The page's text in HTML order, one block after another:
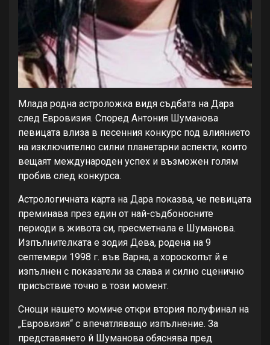
Млада родна астроложка видя съдбата на Дара
след Евровизия. Според Антония Шуманова
певицата влиза в песенния конкурс под влиянието
на изключително силни планетарни аспекти, които
вещаят международен успех и възможен голям
пробив след конкурса.
Астрологичната карта на Дара показва, че певицата
преминава през един от най-съдбоносните
периоди в живота си, пресметнала е Шуманова.
Изпълнителката е зодия Дева, родена на 9
септември 1998 г. във Варна, а хороскопът й е
изпълнен с показатели за слава и силно сценично
присъствие точно в този момент.
Снощи нашето момиче откри втория полуфинал на
„Евровизия“ с впечатляващо изпълнение. За
представянето й Шуманова обяснява пред